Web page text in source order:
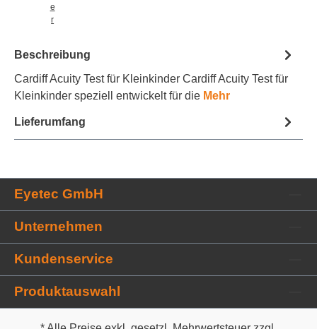
e
r
e
e
l
i
g
e
n
Beschreibung
Cardiff Acuity Test für Kleinkinder Cardiff Acuity Test für
Kleinkinder speziell entwickelt für die Mehr
Lieferumfang
Eyetec GmbH
Unternehmen
Kundenservice
Produktauswahl